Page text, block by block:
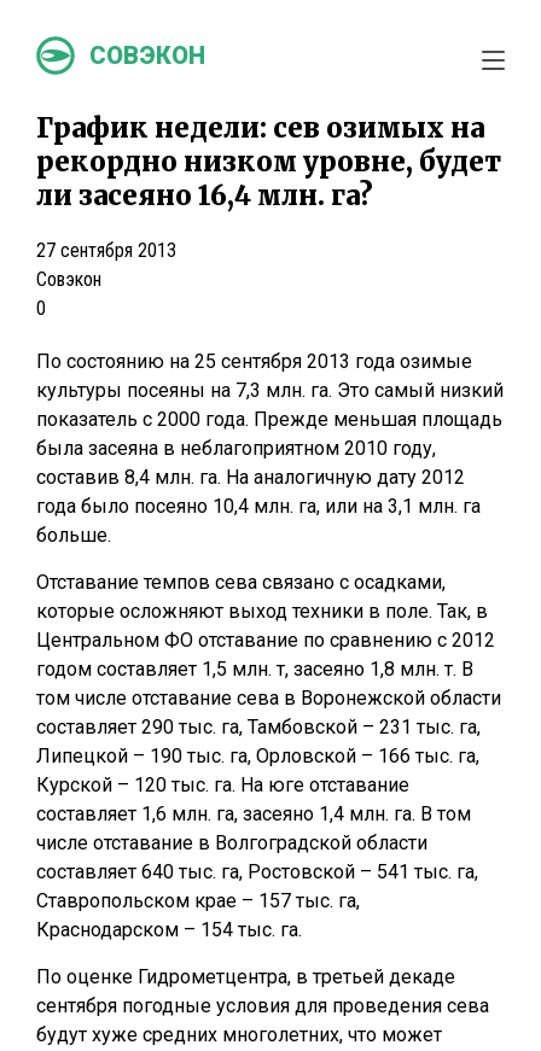
СОВЭКОН
График недели: сев озимых на
рекордно низком уровне, будет
ли засеяно 16,4 млн. га?
27 сентября 2013
Совэкон
0
По состоянию на 25 сентября 2013 года озимые
культуры посеяны на 7,3 млн. га. Это самый низкий
показатель с 2000 года. Прежде меньшая площадь
была засеяна в неблагоприятном 2010 году,
составив 8,4 млн. га. На аналогичную дату 2012
года было посеяно 10,4 млн. га, или на 3,1 млн. га
больше.
Отставание темпов сева связано с осадками,
которые осложняют выход техники в поле. Так, в
Центральном ФО отставание по сравнению с 2012
годом составляет 1,5 млн. т, засеяно 1,8 млн. т. В
том числе отставание сева в Воронежской области
составляет 290 тыс. га, Тамбовской – 231 тыс. га,
Липецкой – 190 тыс. га, Орловской – 166 тыс. га,
Курской – 120 тыс. га. На юге отставание
составляет 1,6 млн. га, засеяно 1,4 млн. га. В том
числе отставание в Волгоградской области
составляет 640 тыс. га, Ростовской – 541 тыс. га,
Ставропольском крае – 157 тыс. га,
Краснодарском – 154 тыс. га.
По оценке Гидрометцентра, в третьей декаде
сентября погодные условия для проведения сева
будут хуже средних многолетних, что может